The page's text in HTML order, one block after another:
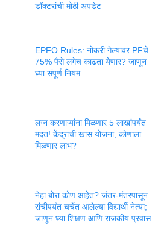
डॉक्टरांची मोठी अपडेट
EPFO Rules: नोकरी गेल्यावर PFचे
75% पैसे लगेच काढता येणार? जाणून
घ्या संपूर्ण नियम
लग्न करणाऱ्यांना मिळणार 5 लाखांपर्यंत
मदत! केंद्राची खास योजना, कोणाला
मिळणार लाभ?
नेहा बोरा कोण आहेत? जंतर-मंतरपासून
रांचीपर्यंत चर्चेत आलेल्या विद्यार्थी नेत्या;
जाणून घ्या शिक्षण आणि राजकीय प्रवास